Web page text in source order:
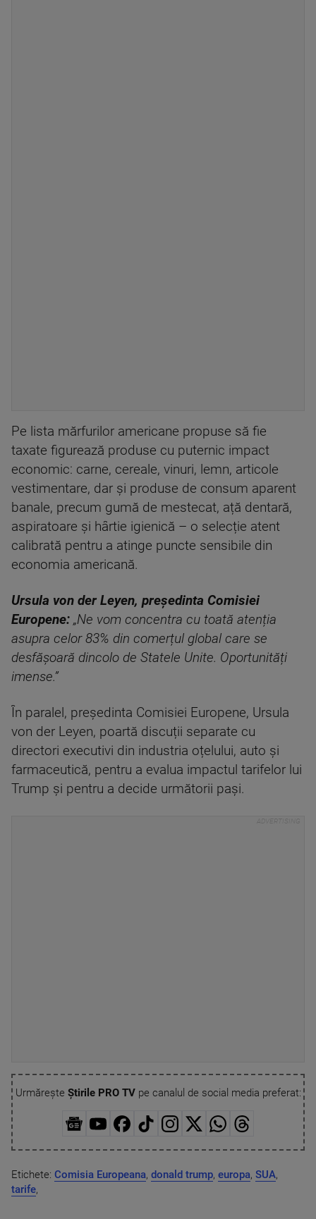
Pe lista mărfurilor americane propuse să fie
taxate figurează produse cu puternic impact
economic: carne, cereale, vinuri, lemn, articole
vestimentare, dar și produse de consum aparent
banale, precum gumă de mestecat, ață dentară,
aspiratoare și hârtie igienică – o selecție atent
calibrată pentru a atinge puncte sensibile din
economia americană.
Ursula von der Leyen, președinta Comisiei
Europene: „Ne vom concentra cu toată atenția
asupra celor 83% din comerțul global care se
desfășoară dincolo de Statele Unite. Oportunități
imense.”
În paralel, președinta Comisiei Europene, Ursula
von der Leyen, poartă discuții separate cu
directori executivi din industria oțelului, auto și
farmaceutică, pentru a evalua impactul tarifelor lui
Trump și pentru a decide următorii pași.
Urmărește Știrile PRO TVpe canalul de social media preferat:
Etichete: Comisia Europeana, donald trump, europa, SUA,
tarife,